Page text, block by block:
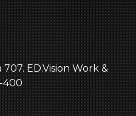
707. ED.Vision Work &
400